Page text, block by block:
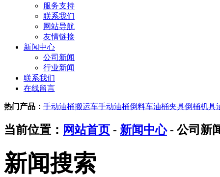
服务支持
联系我们
网站导航
友情链接
新闻中心
公司新闻
行业新闻
联系我们
在线留言
热门产品： 手动油桶搬运车手动油桶倒料车油桶夹具倒桶机具
当前位置： 网站首页 - 新闻中心- 公司新
新闻搜索